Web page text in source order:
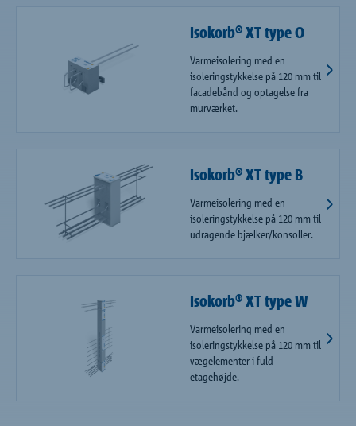
Isokorb® XT type O
Varmeisolering med en
isoleringstykkelse på 120 mm til
facadebånd og optagelse fra
murværket.
Isokorb® XT type B
Varmeisolering med en
isoleringstykkelse på 120 mm til
udragende bjælker/konsoller.
Isokorb® XT type W
Varmeisolering med en
isoleringstykkelse på 120 mm til
vægelementer i fuld
etagehøjde.